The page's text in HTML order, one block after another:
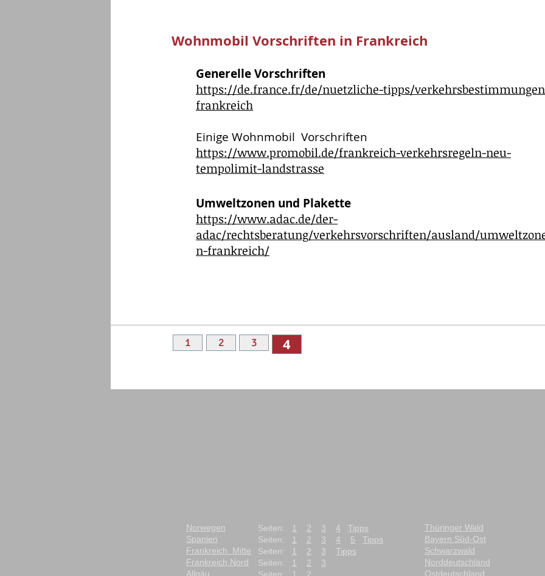
Wohnmobil Vorschriften in Frankreich
Generelle Vorschriften
https://de.france.fr/de/nuetzliche-tipps/
frankreich
Einige Wohnmobil Vorschriften
https://www.promobil.de/frankreich-verkehrsregeln-neu-
tempolimit-landstrasse
Umweltzonen und Plakette
https://www.adac.de/der-
adac/rechtsberatung/verkehrsvorschriften/ausland/
n-frankreich/
1 2 3 4
Seiten: 1 2 3 4
Tipps
Seiten:
1 2 3 4 5
Tipps
Seiten:
1 2 3
Tipps
Seiten:
1 2
3
Norwegen
Spanien
Frankreich Mitte
Frankreich Nord
Allgäu
Thüringer Wald
Bayern Süd-Ost
Schwarzwald
Norddeutschland
Ostdeutschland